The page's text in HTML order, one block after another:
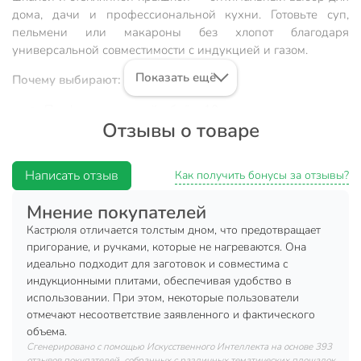
дома, дачи и профессиональной кухни. Готовьте суп,
пельмени или макароны без хлопот благодаря
универсальной совместимости с индукцией и газом.
Почему выбирают:
удобно для больших семей и кейтеринга
выпускным клапаном — долговечность и
безопасность
Подходит для любых плит, легко моется в
посудомоечной машине — для дома, дачи, подарка
Если вы ищете, какую кастрюлю выбрать для больших
объёмов или что лучше для индукционной плиты, эта
модель Daniks станет отличным решением. Высокопрочная
нержавеющая сталь марки 201 устойчива к коррозии, а
стеклянная крышка позволяет контролировать процесс
готовки, не выпуская пар благодаря клапану. В отличие от
Показать ещё
Отзывы о товаре
Написать отзыв Как получить бонусы за отзывы?
Мнение покупателей
Кастрюля отличается толстым дном, что предотвращает
пригорание, и ручками, которые не нагреваются. Она
идеально подходит для заготовок и совместима с
индукционными плитами, обеспечивая удобство в
использовании. При этом, некоторые пользователи
отмечают несоответствие заявленного и фактического
объема.
Сгенерировано с помощью Искусственного Интеллекта на основе 393